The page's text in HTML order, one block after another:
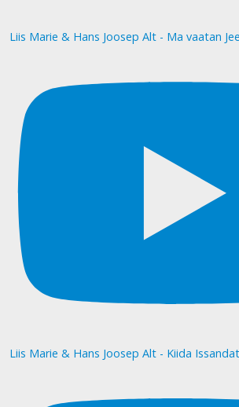
Liis Marie & Hans Joosep Alt - Ma vaatan
Liis Marie & Hans Joosep Alt - Kiida Issandat